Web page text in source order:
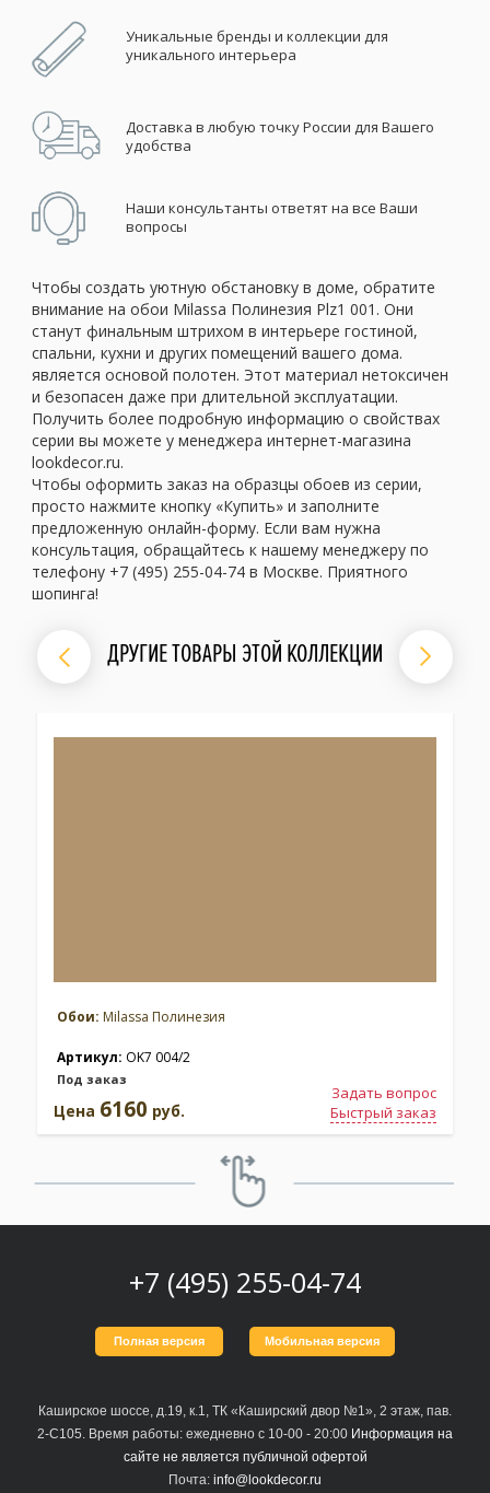
Уникальные бренды и коллекции для
уникального интерьера
Доставка в любую точку России для Вашего
удобства
Наши консультанты ответят на все Ваши
вопросы
Чтобы создать уютную обстановку в доме, обратите
внимание на обои Milassa Полинезия Plz1 001. Они
станут финальным штрихом в интерьере гостиной,
спальни, кухни и других помещений вашего дома.
является основой полотен. Этот материал нетоксичен
и безопасен даже при длительной эксплуатации.
Получить более подробную информацию о свойствах
серии вы можете у менеджера интернет-магазина
lookdecor.ru.
Чтобы оформить заказ на образцы обоев из серии,
просто нажмите кнопку «Купить» и заполните
предложенную онлайн-форму. Если вам нужна
консультация, обращайтесь к нашему менеджеру по
телефону +7 (495) 255-04-74 в Москве. Приятного
шопинга!
ДРУГИЕ ТОВАРЫ ЭТОЙ КОЛЛЕКЦИИ
Обои: Milassa Полинезия
Артикул: OK7 004/2
Под заказ
Задать вопрос
Быстрый заказ
Цена 6160 руб.
+7 (495) 255-04-74
Полная версия Мобильная версия
Каширское шоссе, д.19, к.1, ТК «Каширский двор №1», 2 этаж, пав.
2-С105. Время работы: ежедневно с 10-00 - 20:00 Информация на
сайте не является публичной офертой
Почта: info@lookdecor.ru